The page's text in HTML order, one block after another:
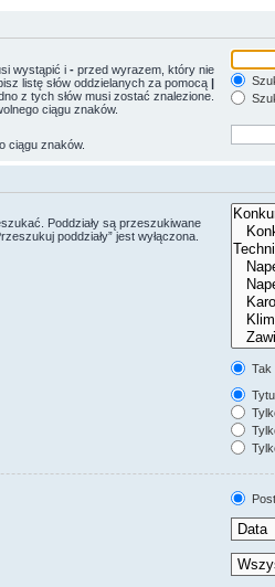
wystąpić i -przed wyrazem, który nie
listę słów oddzielanych za pomocą |
z tych słów musi zostać znalezione.
ciągu znaków.
ciągu znaków.
Poddziały są przeszukiwane
poddziały” jest wyłączona.
Tak